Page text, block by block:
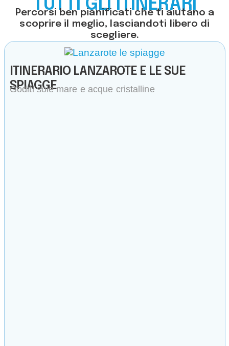
TUTTI GLI ITINERARI
Percorsi ben pianificati che ti aiutano a
scoprire il meglio, lasciandoti libero di
scegliere.
ITINERARIO LANZAROTE E LE SUE
SPIAGGE
Goditi sole mare e acque cristalline